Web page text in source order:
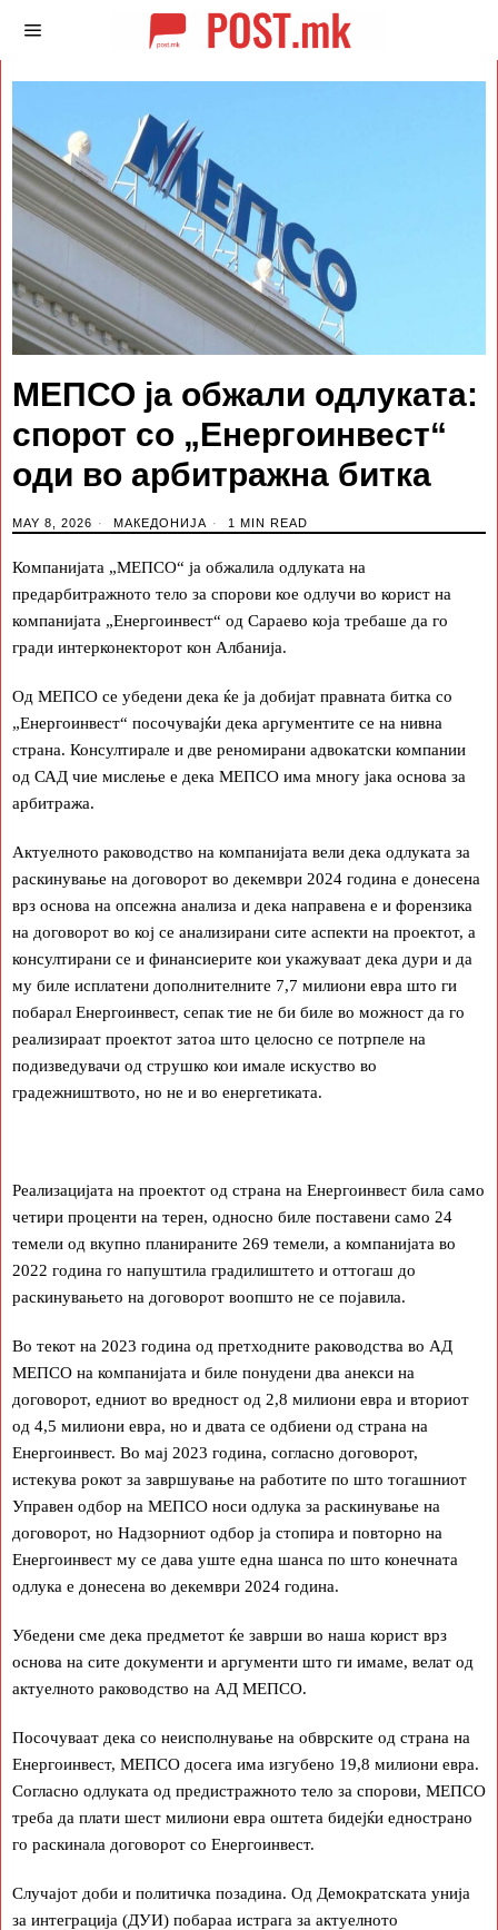
МЕПСО ја обжали одлуката:
спорот со „Енергоинвест“
оди во арбитражна битка
MAY 8, 2026 МАКЕДОНИЈА 1 MIN READ
Компанијата „МЕПСО“ ја обжалила одлуката на
предарбитражното тело за спорови кое одлучи во корист на
компанијата „Енергоинвест“ од Сараево која требаше да го
гради интерконекторот кон Албанија.
Од МЕПСО се убедени дека ќе ја добијат правната битка со
„Енергоинвест“ посочувајќи дека аргументите се на нивна
страна. Консултирале и две реномирани адвокатски компании
од САД чие мислење е дека МЕПСО има многу јака основа за
арбитража.
Актуелното раководство на компанијата вели дека одлуката за
раскинување на договорот во декември 2024 година е донесена
врз основа на опсежна анализа и дека направена е и форензика
на договорот во кој се анализирани сите аспекти на проектот, а
консултирани се и финансиерите кои укажуваат дека дури и да
му биле исплатени дополнителните 7,7 милиони евра што ги
побарал Енергоинвест, сепак тие не би биле во можност да го
реализираат проектот затоа што целосно се потрпеле на
подизведувачи од струшко кои имале искуство во
градежништвото, но не и во енергетиката.
Реализацијата на проектот од страна на Енергоинвест била само
четири проценти на терен, односно биле поставени само 24
темели од вкупно планираните 269 темели, а компанијата во
2022 година го напуштила градилиштето и оттогаш до
раскинувањето на договорот воопшто не се појавила.
Во текот на 2023 година од претходните раководства во АД
МЕПСО на компанијата и биле понудени два анекси на
договорот, едниот во вредност од 2,8 милиони евра и вториот
од 4,5 милиони евра, но и двата се одбиени од страна на
Енергоинвест. Во мај 2023 година, согласно договорот,
истекува рокот за завршување на работите по што тогашниот
Управен одбор на МЕПСО носи одлука за раскинување на
договорот, но Надзорниот одбор ја стопира и повторно на
Енергоинвест му се дава уште една шанса по што конечната
одлука е донесена во декември 2024 година.
Убедени сме дека предметот ќе заврши во наша корист врз
основа на сите документи и аргументи што ги имаме, велат од
актуелното раководство на АД МЕПСО.
Посочуваат дека со неисполнување на обврските од страна на
Енергоинвест, МЕПСО досега има изгубено 19,8 милиони евра.
Согласно одлуката од предистражното тело за спорови, МЕПСО
треба да плати шест милиони евра оштета бидејќи еднострано
го раскинала договорот со Енергоинвест.
Случајот доби и политичка позадина. Од Демократската унија
за интеграција (ДУИ) побараа истрага за актуелното